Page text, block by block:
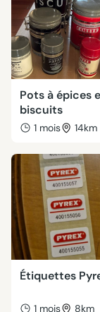
Pots à épices
biscuits
1 mois 14km
Étiquettes
1 mois 8km